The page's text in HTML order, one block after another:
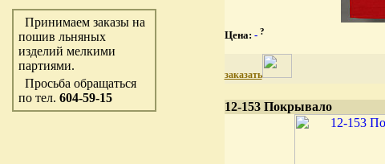
Принимаем заказы на
пошив льняных
изделий мелкими
партиями.
Просьба обращаться
по тел. 604-59-15
Цена: - ?
заказать
12-153 Покрывало